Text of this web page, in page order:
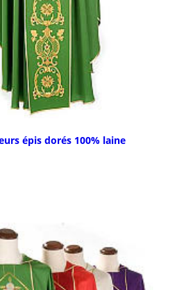
épis dorés 100% laine